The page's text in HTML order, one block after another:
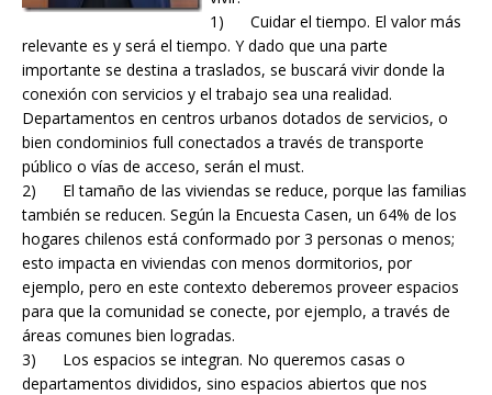
1) Cuidar el tiempo. El valor más
relevante es y será el tiempo. Y dado que una parte
importante se destina a traslados, se buscará vivir donde la
conexión con servicios y el trabajo sea una realidad.
Departamentos en centros urbanos dotados de servicios, o
bien condominios full conectados a través de transporte
público o vías de acceso, serán el must.
2) El tamaño de las viviendas se reduce, porque las familias
también se reducen. Según la Encuesta Casen, un 64% de los
hogares chilenos está conformado por 3 personas o menos;
esto impacta en viviendas con menos dormitorios, por
ejemplo, pero en este contexto deberemos proveer espacios
para que la comunidad se conecte, por ejemplo, a través de
áreas comunes bien logradas.
3) Los espacios se integran. No queremos casas o
departamentos divididos, sino espacios abiertos que nos